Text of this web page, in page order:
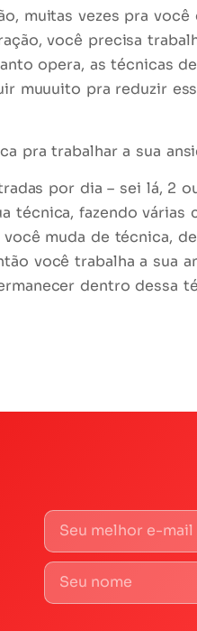
muitas vezes pra
você precisa
opera, as técnicas de
muuuito pra reduzir
pra trabalhar a sua
por dia – sei lá, 2
técnica, fazendo várias
você muda de técnica,
você trabalha a sua
dentro dessa